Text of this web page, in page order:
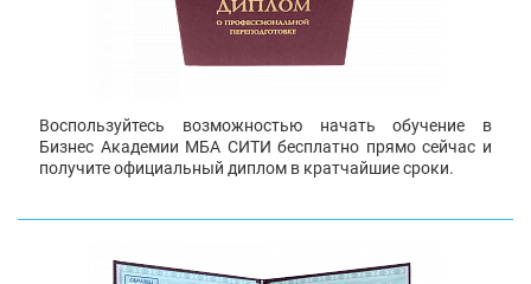
Воспользуйтесь возможностью начать обучение в
Бизнес Академии МБА СИТИ бесплатно прямо сейчас и
получите официальный диплом в кратчайшие сроки.